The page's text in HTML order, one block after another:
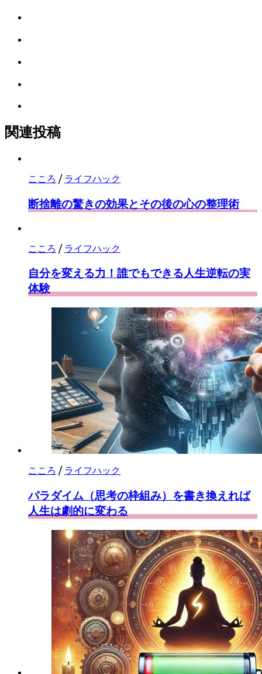
に
保
購
読
関連投稿
こころ / ライフハック
断捨離の驚きの効果とその後の心の整理術
こころ / ライフハック
自分を変える力！誰でもできる人生逆転の実
体験
こころ / ライフハック
パラダイム（思考の枠組み）を書き換えれば
人生は劇的に変わる